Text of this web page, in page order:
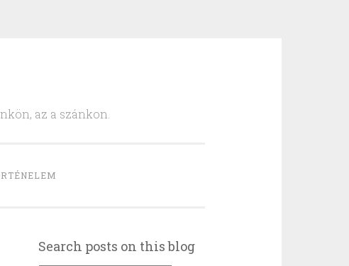
az a szánkon.
Search posts on this blog